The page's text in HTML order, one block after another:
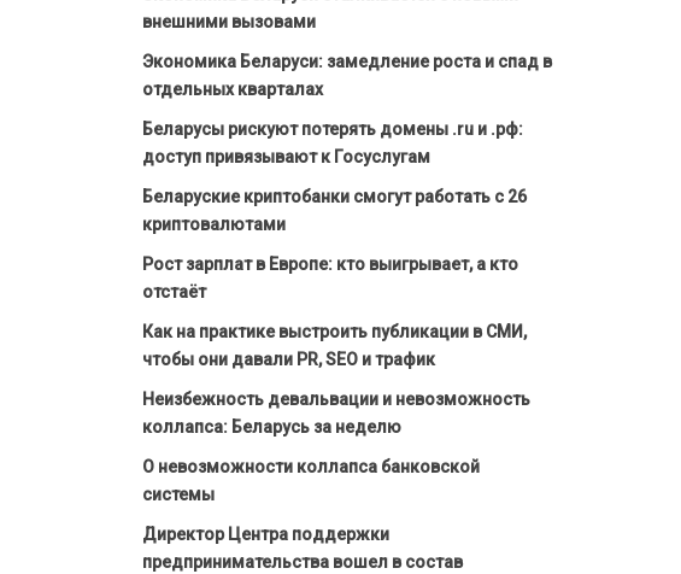
внешними вызовами
Экономика Беларуси: замедление роста и спад в
отдельных кварталах
Беларусы рискуют потерять домены .ru и .рф:
доступ привязывают к Госуслугам
Беларуские криптобанки смогут работать с 26
криптовалютами
Рост зарплат в Европе: кто выигрывает, а кто
отстаёт
Как на практике выстроить публикации в СМИ,
чтобы они давали PR, SEO и трафик
Неизбежность девальвации и невозможность
коллапса: Беларусь за неделю
О невозможности коллапса банковской
системы
Директор Центра поддержки
предпринимательства вошел в состав